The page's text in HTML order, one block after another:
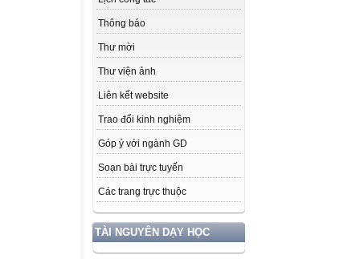
Thông báo
Thư mời
Thư viện ảnh
Liên kết website
Trao đổi kinh nghiệm
Góp ý với ngành GD
Soạn bài trực tuyến
Các trang trực thuộc
TÀI NGUYÊN DẠY HỌC